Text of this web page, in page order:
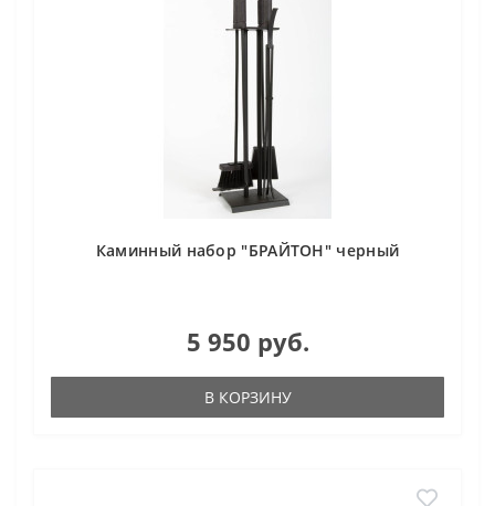
Каминный набор "БРАЙТОН" черный
5 950 руб.
В КОРЗИНУ